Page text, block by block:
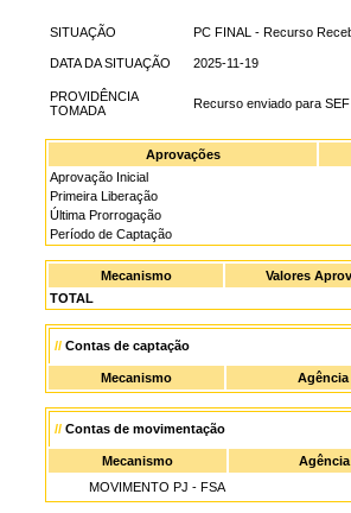
SITUAÇÃO PC FINAL - Recurso
DATA DA SITUAÇÃO 2025-11-19
PROVIDÊNCIA
TOMADA
Recurso enviado para
Aprovações
Aprovação Inicial
Primeira Liberação
Última Prorrogação
Período de Captação
Mecanismo
Valores
TOTAL
// Contas de captação
Mecanismo Agência
// Contas de movimentação
Mecanismo
Agência
MOVIMENTO PJ - FSA